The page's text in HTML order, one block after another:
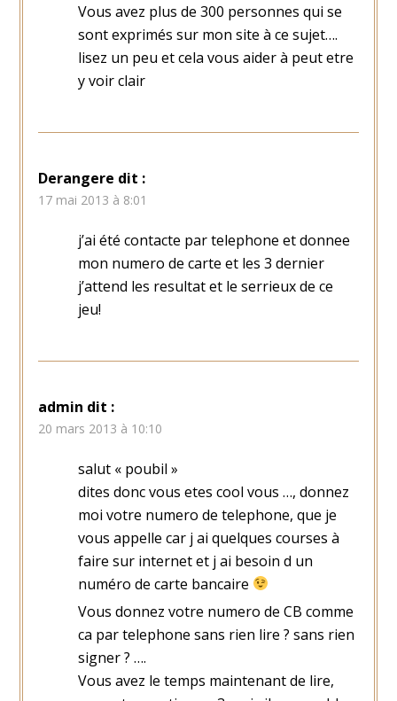
Vous avez plus de 300 personnes qui se
sont exprimés sur mon site à ce sujet….
lisez un peu et cela vous aider à peut etre
y voir clair
Derangere dit :
17 mai 2013 à 8:01
j’ai été contacte par telephone et donnee
mon numero de carte et les 3 dernier
j’attend les resultat et le serrieux de ce
jeu!
admin dit :
20 mars 2013 à 10:10
salut « poubil »
dites donc vous etes cool vous …, donnez
moi votre numero de telephone, que je
vous appelle car j ai quelques courses à
faire sur internet et j ai besoin d un
numéro de carte bancaire
Vous donnez votre numero de CB comme
ca par telephone sans rien lire ? sans rien
signer ? ….
Vous avez le temps maintenant de lire,